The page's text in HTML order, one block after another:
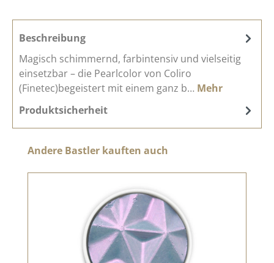
Beschreibung
Magisch schimmernd, farbintensiv und vielseitig
einsetzbar – die Pearlcolor von Coliro
(Finetec)begeistert mit einem ganz b… Mehr
Produktsicherheit
Produktgalerie überspringen
Andere Bastler kauften auch